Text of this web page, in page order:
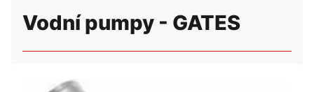
Vodní pumpy - GATES